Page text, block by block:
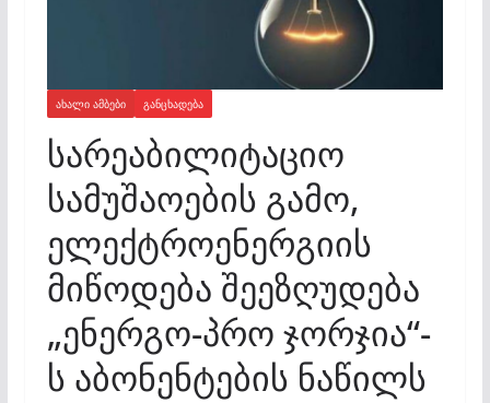
ᲐᲮᲐᲚᲘ ᲐᲛᲑᲔᲑᲘ ᲒᲐᲜᲪᲮᲐᲓᲔᲑᲐ
სარეაბილიტაციო
სამუშაოების გამო,
ელექტროენერგიის
მიწოდება შეეზღუდება
„ენერგო-პრო ჯორჯია“-
ს აბონენტების ნაწილს